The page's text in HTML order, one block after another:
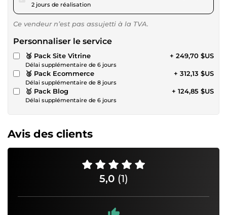
2 jours de réalisation
Ce vendeur n’est pas assujetti à la TVA.
Personnaliser le service
🥉 Pack Site Vitrine
Délai supplémentaire de 6 jours
+ 249,70 $US
🥈 Pack Ecommerce
Délai supplémentaire de 8 jours
+ 312,13 $US
🥇 Pack Blog
Délai supplémentaire de 6 jours
+ 124,85 $US
Avis des clients
5,0 (1)